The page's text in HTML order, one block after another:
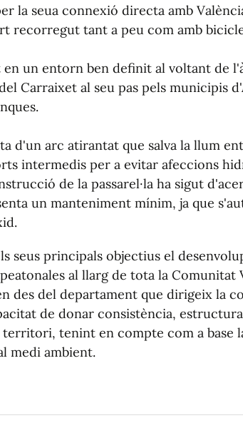
la seua connexió directa amb
recorregut tant a peu com amb
en un entorn ben definit al voltant de
Carraixet al seu pas pels municipis
d'un arc atirantat que salva la llum
intermedis per a evitar afeccions
de la passarel·la ha sigut
un manteniment mínim, ja que
seus principals objectius el
al llarg de tota la Comunitat
des del departament que dirigeix la
de donar consistència,
tenint en compte com a base
medi ambient.